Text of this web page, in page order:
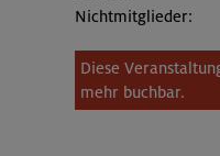
Nichtmitglieder:
Diese
mehr buchbar.